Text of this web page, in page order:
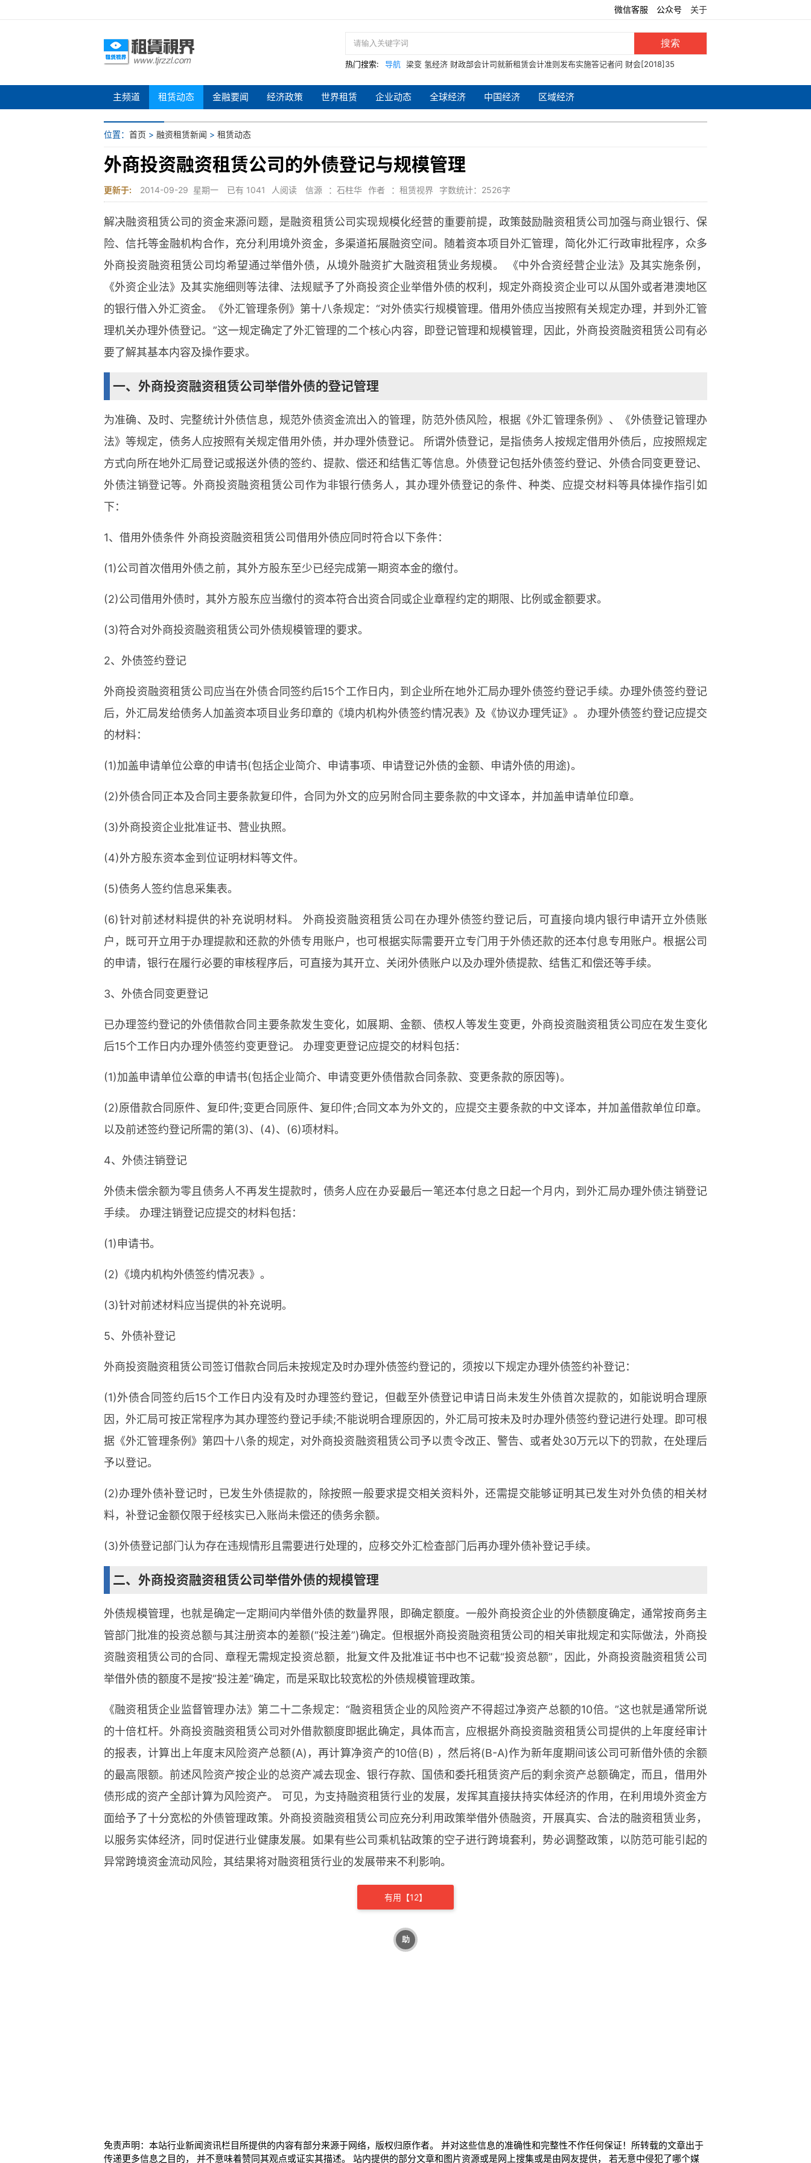
微信客服 公众号 关于
热门搜索: 导航 梁变 氢经济 财政部会计司就新租赁会计准则发布实施答记者问 财会[2018]35
主频道 租赁动态 金融要闻 经济政策 世界租赁 企业动态 全球经济 中国经济 区域经济
位置： 首页 > 融资租赁新闻 > 租赁动态
外商投资融资租赁公司的外债登记与规模管理
更新于: 2014-09-29 星期一 已有 1041 人阅读 信源 ：石柱华 作者 ：租赁视界 字数统计：2526字
解决融资租赁公司的资金来源问题，是融资租赁公司实现规模化经营的重要前提，政策鼓励融资租赁公司加强与商业银行、保
险、信托等金融机构合作，充分利用境外资金，多渠道拓展融资空间。随着资本项目外汇管理，简化外汇行政审批程序，众多
外商投资融资租赁公司均希望通过举借外债，从境外融资扩大融资租赁业务规模。 《中外合资经营企业法》及其实施条例，
《外资企业法》及其实施细则等法律、法规赋予了外商投资企业举借外债的权利，规定外商投资企业可以从国外或者港澳地区
的银行借入外汇资金。《外汇管理条例》第十八条规定：“对外债实行规模管理。借用外债应当按照有关规定办理，并到外汇管
理机关办理外债登记。”这一规定确定了外汇管理的二个核心内容，即登记管理和规模管理，因此，外商投资融资租赁公司有必
要了解其基本内容及操作要求。
一、外商投资融资租赁公司举借外债的登记管理
为准确、及时、完整统计外债信息，规范外债资金流出入的管理，防范外债风险，根据《外汇管理条例》、《外债登记管理办
法》等规定，债务人应按照有关规定借用外债，并办理外债登记。 所谓外债登记，是指债务人按规定借用外债后，应按照规定
方式向所在地外汇局登记或报送外债的签约、提款、偿还和结售汇等信息。外债登记包括外债签约登记、外债合同变更登记、
外债注销登记等。外商投资融资租赁公司作为非银行债务人，其办理外债登记的条件、种类、应提交材料等具体操作指引如
下：
1、借用外债条件 外商投资融资租赁公司借用外债应同时符合以下条件：
(1)公司首次借用外债之前，其外方股东至少已经完成第一期资本金的缴付。
(2)公司借用外债时，其外方股东应当缴付的资本符合出资合同或企业章程约定的期限、比例或金额要求。
(3)符合对外商投资融资租赁公司外债规模管理的要求。
2、外债签约登记
外商投资融资租赁公司应当在外债合同签约后15个工作日内，到企业所在地外汇局办理外债签约登记手续。办理外债签约登记
后，外汇局发给债务人加盖资本项目业务印章的《境内机构外债签约情况表》及《协议办理凭证》。 办理外债签约登记应提交
的材料：
(1)加盖申请单位公章的申请书(包括企业简介、申请事项、申请登记外债的金额、申请外债的用途)。
(2)外债合同正本及合同主要条款复印件，合同为外文的应另附合同主要条款的中文译本，并加盖申请单位印章。
(3)外商投资企业批准证书、营业执照。
(4)外方股东资本金到位证明材料等文件。
(5)债务人签约信息采集表。
(6)针对前述材料提供的补充说明材料。 外商投资融资租赁公司在办理外债签约登记后，可直接向境内银行申请开立外债账
户，既可开立用于办理提款和还款的外债专用账户，也可根据实际需要开立专门用于外债还款的还本付息专用账户。根据公司
的申请，银行在履行必要的审核程序后，可直接为其开立、关闭外债账户以及办理外债提款、结售汇和偿还等手续。
3、外债合同变更登记
已办理签约登记的外债借款合同主要条款发生变化，如展期、金额、债权人等发生变更，外商投资融资租赁公司应在发生变化
后15个工作日内办理外债签约变更登记。 办理变更登记应提交的材料包括：
(1)加盖申请单位公章的申请书(包括企业简介、申请变更外债借款合同条款、变更条款的原因等)。
(2)原借款合同原件、复印件;变更合同原件、复印件;合同文本为外文的，应提交主要条款的中文译本，并加盖借款单位印章。
以及前述签约登记所需的第(3)、(4)、(6)项材料。
4、外债注销登记
外债未偿余额为零且债务人不再发生提款时，债务人应在办妥最后一笔还本付息之日起一个月内，到外汇局办理外债注销登记
手续。 办理注销登记应提交的材料包括：
(1)申请书。
(2)《境内机构外债签约情况表》。
(3)针对前述材料应当提供的补充说明。
5、外债补登记
外商投资融资租赁公司签订借款合同后未按规定及时办理外债签约登记的，须按以下规定办理外债签约补登记：
(1)外债合同签约后15个工作日内没有及时办理签约登记，但截至外债登记申请日尚未发生外债首次提款的，如能说明合理原
因，外汇局可按正常程序为其办理签约登记手续;不能说明合理原因的，外汇局可按未及时办理外债签约登记进行处理。即可根
据《外汇管理条例》第四十八条的规定，对外商投资融资租赁公司予以责令改正、警告、或者处30万元以下的罚款，在处理后
予以登记。
(2)办理外债补登记时，已发生外债提款的，除按照一般要求提交相关资料外，还需提交能够证明其已发生对外负债的相关材
料，补登记金额仅限于经核实已入账尚未偿还的债务余额。
(3)外债登记部门认为存在违规情形且需要进行处理的，应移交外汇检查部门后再办理外债补登记手续。
二、外商投资融资租赁公司举借外债的规模管理
外债规模管理，也就是确定一定期间内举借外债的数量界限，即确定额度。一般外商投资企业的外债额度确定，通常按商务主
管部门批准的投资总额与其注册资本的差额(“投注差”)确定。但根据外商投资融资租赁公司的相关审批规定和实际做法，外商投
资融资租赁公司的合同、章程无需规定投资总额，批复文件及批准证书中也不记载“投资总额”，因此，外商投资融资租赁公司
举借外债的额度不是按“投注差”确定，而是采取比较宽松的外债规模管理政策。
《融资租赁企业监督管理办法》第二十二条规定：“融资租赁企业的风险资产不得超过净资产总额的10倍。”这也就是通常所说
的十倍杠杆。外商投资融资租赁公司对外借款额度即据此确定，具体而言，应根据外商投资融资租赁公司提供的上年度经审计
的报表，计算出上年度末风险资产总额(A)，再计算净资产的10倍(B) ，然后将(B-A)作为新年度期间该公司可新借外债的余额
的最高限额。前述风险资产按企业的总资产减去现金、银行存款、国债和委托租赁资产后的剩余资产总额确定，而且，借用外
债形成的资产全部计算为风险资产。 可见，为支持融资租赁行业的发展，发挥其直接扶持实体经济的作用，在利用境外资金方
面给予了十分宽松的外债管理政策。外商投资融资租赁公司应充分利用政策举借外债融资，开展真实、合法的融资租赁业务，
以服务实体经济，同时促进行业健康发展。如果有些公司乘机钻政策的空子进行跨境套利，势必调整政策，以防范可能引起的
异常跨境资金流动风险，其结果将对融资租赁行业的发展带来不利影响。
有用【12】
助
免责声明：本站行业新闻资讯栏目所提供的内容有部分来源于网络，版权归原作者。 并对这些信息的准确性和完整性不作任何保证！所转载的文章出于
传递更多信息之目的， 并不意味着赞同其观点或证实其描述。 站内提供的部分文章和图片资源或是网上搜集或是由网友提供， 若无意中侵犯了哪个媒